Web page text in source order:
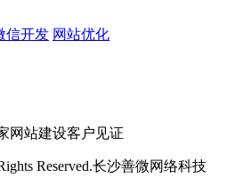
信开发 网站优化
网站建设客户见证
Reserved.长沙善微网络科技